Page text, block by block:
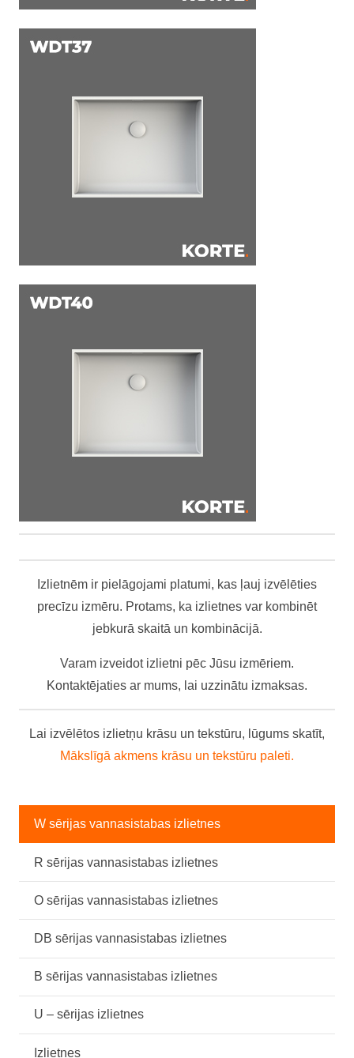
Izlietnēm ir pielāgojami platumi, kas ļauj izvēlēties
precīzu izmēru. Protams, ka izlietnes var kombinēt
jebkurā skaitā un kombinācijā.
Varam izveidot izlietni pēc Jūsu izmēriem.
Kontaktējaties ar mums, lai uzzinātu izmaksas.
Lai izvēlētos izlietņu krāsu un tekstūru, lūgums skatīt,
Mākslīgā akmens krāsu un tekstūru paleti.
W sērijas vannasistabas izlietnes
R sērijas vannasistabas izlietnes
O sērijas vannasistabas izlietnes
DB sērijas vannasistabas izlietnes
B sērijas vannasistabas izlietnes
U – sērijas izlietnes
Izlietnes